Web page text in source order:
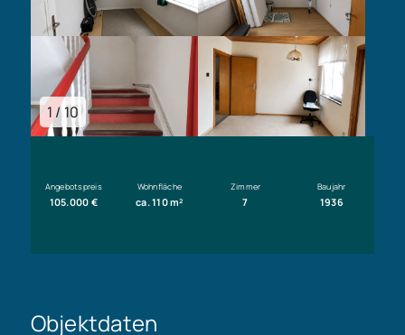
1 / 10
Angebotspreis
105.000 €
Wohnfläche
ca. 110 m²
Zimmer
7
Baujahr
1936
Objektdaten